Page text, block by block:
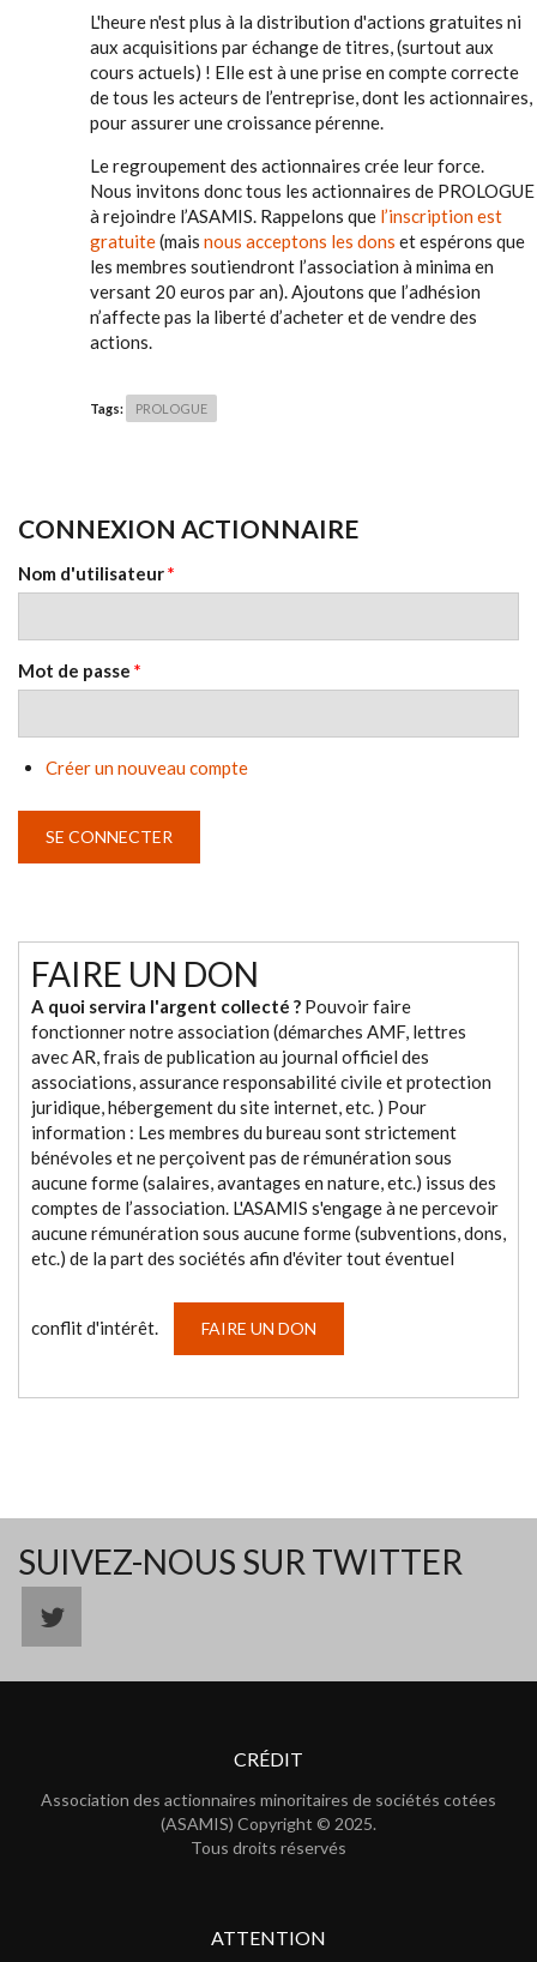
L'heure n'est plus à la distribution d'actions gratuites ni
aux acquisitions par échange de titres, (surtout aux
cours actuels) ! Elle est à une prise en compte correcte
de tous les acteurs de l’entreprise, dont les actionnaires,
pour assurer une croissance pérenne.
Le regroupement des actionnaires crée leur force.
Nous invitons donc tous les actionnaires de PROLOGUE
à rejoindre l’ASAMIS. Rappelons que l’inscription est
gratuite(mais nous acceptons les dons et espérons que
les membres soutiendront l’association à minima en
versant 20 euros par an). Ajoutons que l’adhésion
n’affecte pas la liberté d’acheter et de vendre des
actions.
Tags: PROLOGUE
CONNEXION ACTIONNAIRE
Nom d'utilisateur*
Mot de passe *
Créer un nouveau compte
FAIRE UN DON
A quoi servira l'argent collecté ? Pouvoir faire
fonctionner notre association (démarches AMF, lettres
avec AR, frais de publication au journal officiel des
associations, assurance responsabilité civile et protection
juridique, hébergement du site internet, etc. ) Pour
information : Les membres du bureau sont strictement
bénévoles et ne perçoivent pas de rémunération sous
aucune forme (salaires, avantages en nature, etc.) issus des
comptes de l’association. L'ASAMIS s'engage à ne percevoir
aucune rémunération sous aucune forme (subventions, dons,
etc.) de la part des sociétés afin d'éviter tout éventuel
conflit d'intérêt. FAIRE UN DON
SUIVEZ-NOUS SUR TWITTER
CRÉDIT
Association des actionnaires minoritaires de sociétés cotées
(ASAMIS) Copyright © 2025.
Tous droits réservés
ATTENTION